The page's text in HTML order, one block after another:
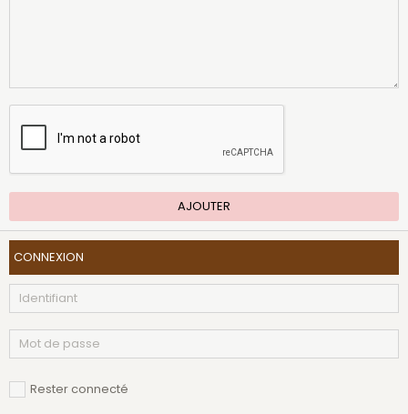
AJOUTER
CONNEXION
Rester connecté